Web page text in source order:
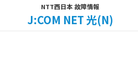
NTT西日本 故障情報
J:COM NET 光(N)